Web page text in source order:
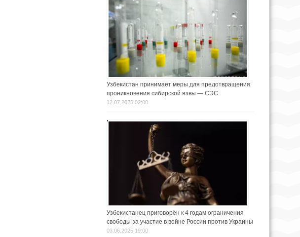
Узбекистан принимает меры для предотвращения
проникновения сибирской язвы — СЭС
12.07.2025 02:00
Узбекистанец приговорён к 4 годам ограничения
свободы за участие в войне России против Украины
03.06.2025 19:00